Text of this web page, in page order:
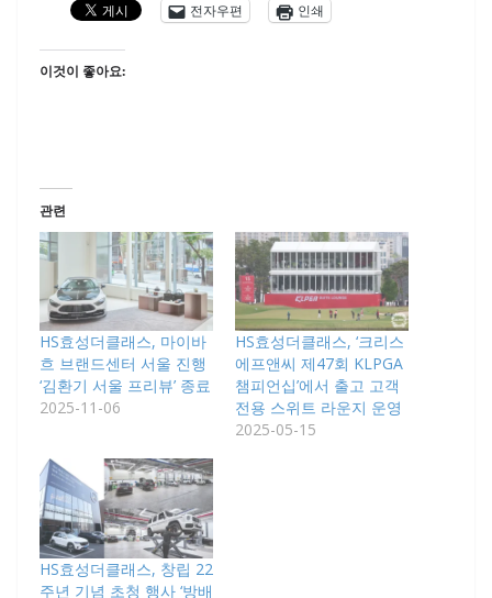
전자우편
인쇄
이것이 좋아요:
관련
HS효성더클래스, 마이바
흐 브랜드센터 서울 진행
‘김환기 서울 프리뷰’ 종료
2025-11-06
HS효성더클래스, ‘크리스
에프앤씨 제47회 KLPGA
챔피언십’에서 출고 고객
전용 스위트 라운지 운영
2025-05-15
HS효성더클래스, 창립 22
주년 기념 초청 행사 ‘방배